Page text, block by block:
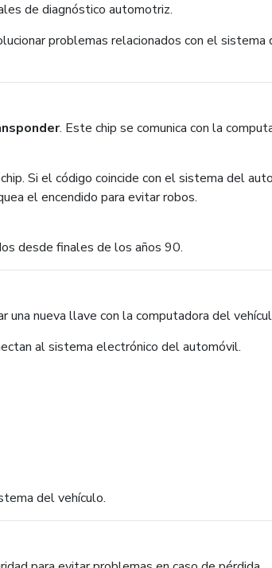
de diagnóstico automotriz.
problemas relacionados con el sistema
. Este chip se comunica con la
Si el código coincide con el sistema del
el encendido para evitar robos.
desde finales de los años 90.
una nueva llave con la computadora del
al sistema electrónico del automóvil.
del vehículo.